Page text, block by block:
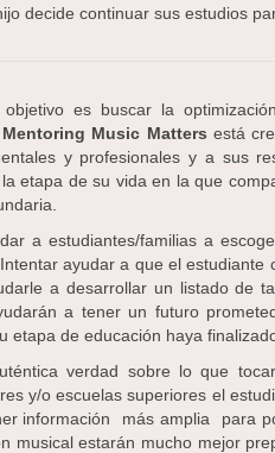
decide continuar sus estudios
objetivo es buscar la
Mentoring Music Matters está
y profesionales y a sus
etapa de su vida en la que
a estudiantes/familias a
ayudar a que el
a desarrollar un listado de
a tener un futuro
etapa de educación haya
verdad sobre lo que
y/o escuelas superiores el
información más amplia para
musical estarán mucho mejor